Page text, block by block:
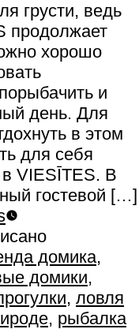
грусти, ведь
продолжает
хорошо
и
день. Для
в этом
для себя
в VIESĪTES. В
гостевой […]
домика,
домики,
, ловля
, рыбалка